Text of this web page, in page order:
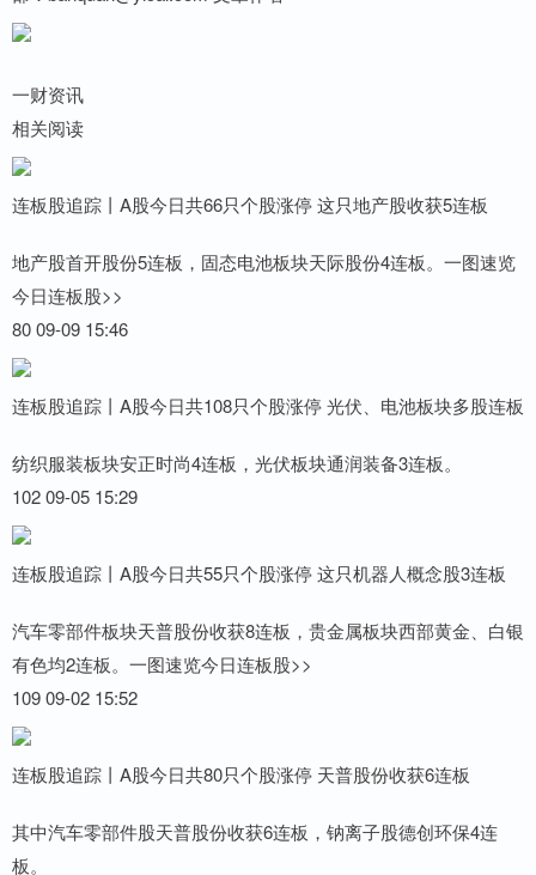
一财资讯
相关阅读
连板股追踪丨A股今日共66只个股涨停 这只地产股收获5连板
地产股首开股份5连板，固态电池板块天际股份4连板。一图速览
今日连板股>>
80 09-09 15:46
连板股追踪丨A股今日共108只个股涨停 光伏、电池板块多股连板
纺织服装板块安正时尚4连板，光伏板块通润装备3连板。
102 09-05 15:29
连板股追踪丨A股今日共55只个股涨停 这只机器人概念股3连板
汽车零部件板块天普股份收获8连板，贵金属板块西部黄金、白银
有色均2连板。一图速览今日连板股>>
109 09-02 15:52
连板股追踪丨A股今日共80只个股涨停 天普股份收获6连板
其中汽车零部件股天普股份收获6连板，钠离子股德创环保4连
板。